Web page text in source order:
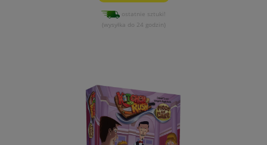
ostatnie sztuki!
(wysyłka do 24 godzin)